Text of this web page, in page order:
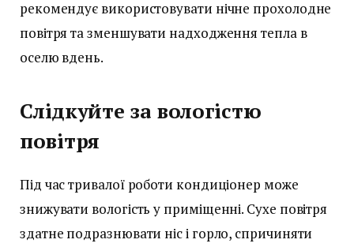
рекомендує використовувати нічне прохолодне
повітря та зменшувати надходження тепла в
оселю вдень.
Слідкуйте за вологістю
повітря
Під час тривалої роботи кондиціонер може
знижувати вологість у приміщенні. Сухе повітря
здатне подразнювати ніс і горло, спричиняти